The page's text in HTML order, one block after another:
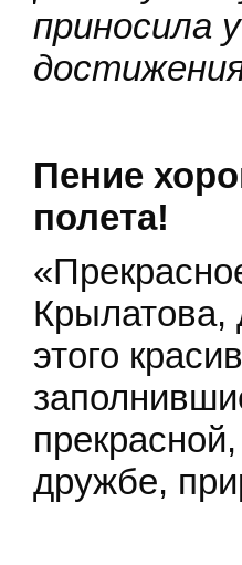
приносила
Пение
полета!
Крылатова,
этого
дружбе,